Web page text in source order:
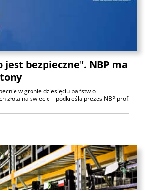
jest bezpieczne". NBP ma
w gronie dziesięciu państw o
złota na świecie – podkreśla prezes NBP prof.